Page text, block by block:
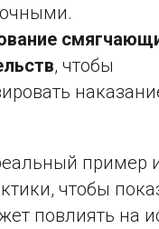
, чтобы
пример
чтобы
повлиять на